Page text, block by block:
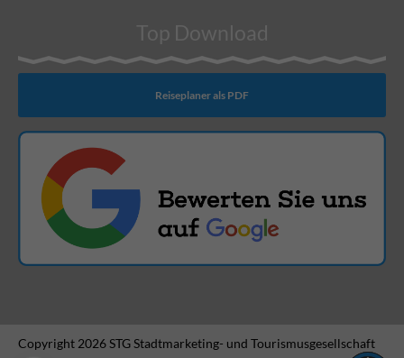
Top Download
Reiseplaner als PDF
Copyright 2026 STG Stadtmarketing- und Tourismusgesellschaft